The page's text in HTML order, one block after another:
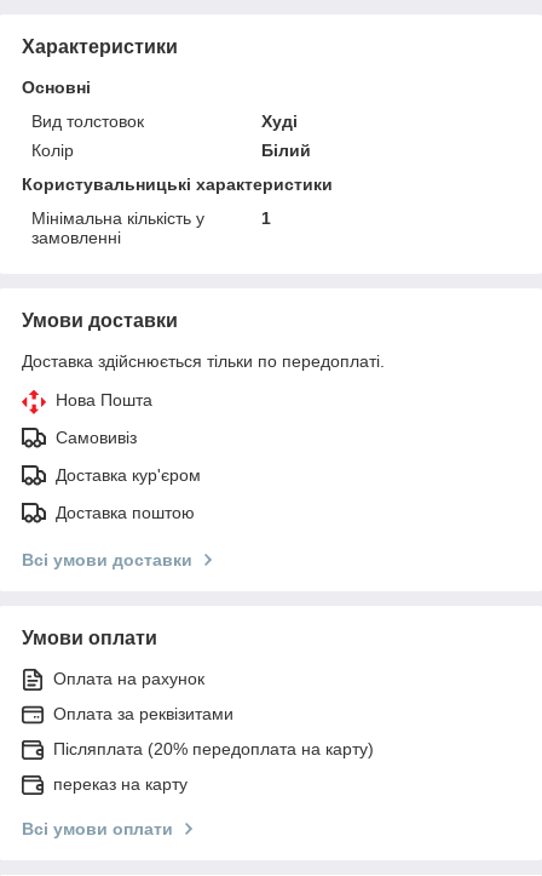
Характеристики
Основні
Вид толстовок
Худі
Колір
Білий
Користувальницькі характеристики
Мінімальна кількість у
замовленні
1
Умови доставки
Доставка здійснюється тільки по передоплаті.
Нова Пошта
Самовивіз
Доставка кур'єром
Доставка поштою
Всі умови доставки
Умови оплати
Оплата на рахунок
Оплата за реквізитами
Післяплата (20% передоплата на карту)
переказ на карту
Всі умови оплати